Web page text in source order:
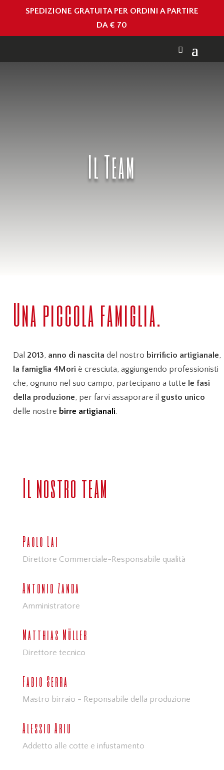
SPEDIZIONE GRATUITA PER ORDINI A PARTIRE
DA € 70
Il Team
Una piccola famiglia.
Dal 2013, anno di nascita del nostro birrificio artigianale,
la famiglia 4Mori è cresciuta, aggiungendo professionisti
che, ognuno nel suo campo, partecipano a tutte le fasi
della produzione, per farvi assaporare il gusto unico
delle nostre birre artigianali.
Il nostro team
Paolo Lai
Direttore Commerciale-Responsabile qualità
Antonio Zanda
Amministratore
Matthias Müller
Direttore tecnico
Fabio Serra
Mastro birraio - Reponsabile della produzione
Alessio Ariu
Addetto alle cotte e infustamento